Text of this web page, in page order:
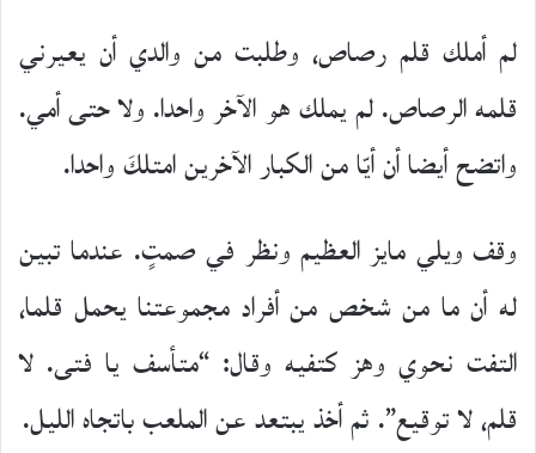
لم أملك قلم رصاص، وطلبت من والدي أن يعيرني
قلمه الرصاص. لم يملك هو الآخر واحدا. ولا حتى أمي.
واتضح أيضا أن أيّا من الكبار الآخرين امتلكَ واحدا.
وقف ويلي مايز العظيم ونظر في صمتٍ. عندما تبين
له أن ما من شخص من أفراد مجموعتنا يحمل قلما،
التفت نحوي وهز كتفيه وقال: “متأسف يا فتى. لا
قلم، لا توقيع”. ثم أخذ يبتعد عن الملعب باتجاه الليل.